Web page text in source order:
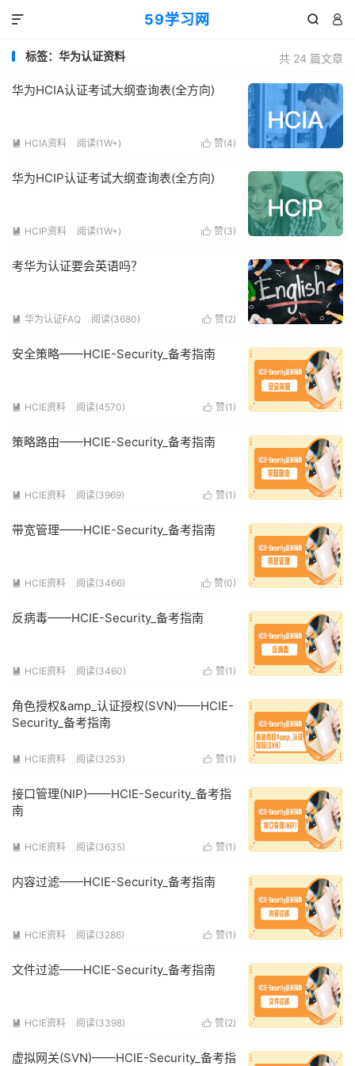
59学习网  

共 24 篇文章
标签：华为认证资料
华为HCIA认证考试大纲查询表(全方向)
 赞(4)
 HCIA资料 阅读(1W+)
华为HCIP认证考试大纲查询表(全方向)
 赞(3)
 HCIP资料 阅读(1W+)
考华为认证要会英语吗？
 赞(2)
 华为认证FAQ 阅读(3680)
安全策略——HCIE-Security_备考指南
 赞(1 )
 HCIE资料 阅读(4570)
策略路由——HCIE-Security_备考指南
 赞(1 )
 HCIE资料 阅读(3969)
带宽管理——HCIE-Security_备考指南
 赞(0)
 HCIE资料 阅读(3466)
反病毒——HCIE-Security_备考指南
 赞(1 )
 HCIE资料 阅读(3460)
角色授权&amp_认证授权(SVN)——HCIE-
Security_备考指南
 赞(1 )
 HCIE资料 阅读(3253)
接口管理(NIP)——HCIE-Security_备考指
南
 赞(1 )
 HCIE资料 阅读(3635)
内容过滤——HCIE-Security_备考指南
 赞(1 )
 HCIE资料 阅读(3286)
文件过滤——HCIE-Security_备考指南
 赞(2)
 HCIE资料 阅读(3398)
虚拟网关(SVN)——HCIE-Security_备考指